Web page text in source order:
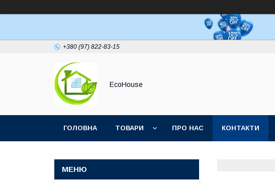
+380 (97) 822-83-15
EcoHouse
ГОЛОВНА ТОВАРИ ПРО НАС КОНТАКТИ